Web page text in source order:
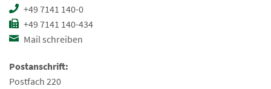
+49 7141 140-0
+49 7141 140-434
Mail schreiben
Postanschrift:
Postfach 220